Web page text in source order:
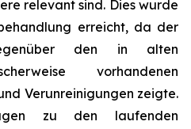
relevant sind. Dies wurde
erreicht, da der
den in alten
vorhandenen
Verunreinigungen zeigte.
zu den laufenden